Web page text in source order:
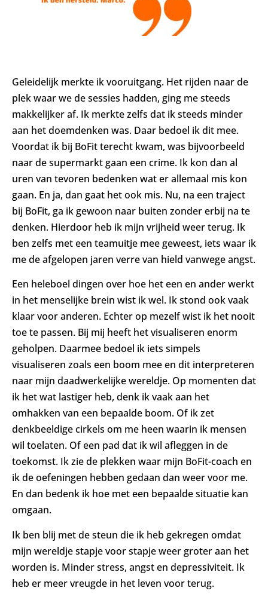
Geleidelijk merkte ik vooruitgang. Het rijden naar de
plek waar we de sessies hadden, ging me steeds
makkelijker af. Ik merkte zelfs dat ik steeds minder
aan het doemdenken was. Daar bedoel ik dit mee.
Voordat ik bij BoFit terecht kwam, was bijvoorbeeld
naar de supermarkt gaan een crime. Ik kon dan al
uren van tevoren bedenken wat er allemaal mis kon
gaan. En ja, dan gaat het ook mis. Nu, na een traject
bij BoFit, ga ik gewoon naar buiten zonder erbij na te
denken. Hierdoor heb ik mijn vrijheid weer terug. Ik
ben zelfs met een teamuitje mee geweest, iets waar ik
me de afgelopen jaren verre van hield vanwege angst.
Een heleboel dingen over hoe het een en ander werkt
in het menselijke brein wist ik wel. Ik stond ook vaak
klaar voor anderen. Echter op mezelf wist ik het nooit
toe te passen. Bij mij heeft het visualiseren enorm
geholpen. Daarmee bedoel ik iets simpels
visualiseren zoals een boom mee en dit interpreteren
naar mijn daadwerkelijke wereldje. Op momenten dat
ik het wat lastiger heb, denk ik vaak aan het
omhakken van een bepaalde boom. Of ik zet
denkbeeldige cirkels om me heen waarin ik mensen
wil toelaten. Of een pad dat ik wil afleggen in de
toekomst. Ik zie de plekken waar mijn BoFit-coach en
ik de oefeningen hebben gedaan dan weer voor me.
En dan bedenk ik hoe met een bepaalde situatie kan
omgaan.
Ik ben blij met de steun die ik heb gekregen omdat
mijn wereldje stapje voor stapje weer groter aan het
worden is. Minder stress, angst en depressiviteit. Ik
heb er meer vreugde in het leven voor terug.